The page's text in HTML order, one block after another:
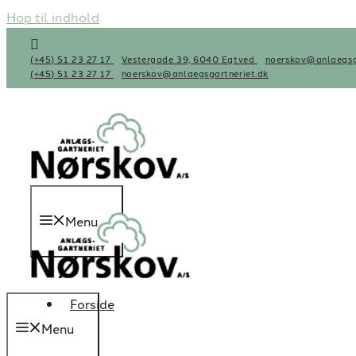
Hop til indhold
(+45) 51 23 27 17 Vestergade 39, 6040 Egtved
(+45) 51 23 27 17
noerskov@anlaegsgartneriet.dk
Menu
Forside
Menu